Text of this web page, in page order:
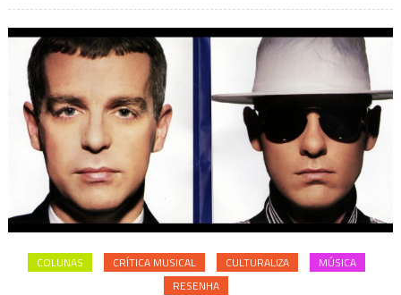
são
pioneiros
estilo
“Dance,
Pop
e
Freestyle”
COLUNAS CRÍTICA MUSICAL CULTURALIZA
MÚSICA
RESENHA